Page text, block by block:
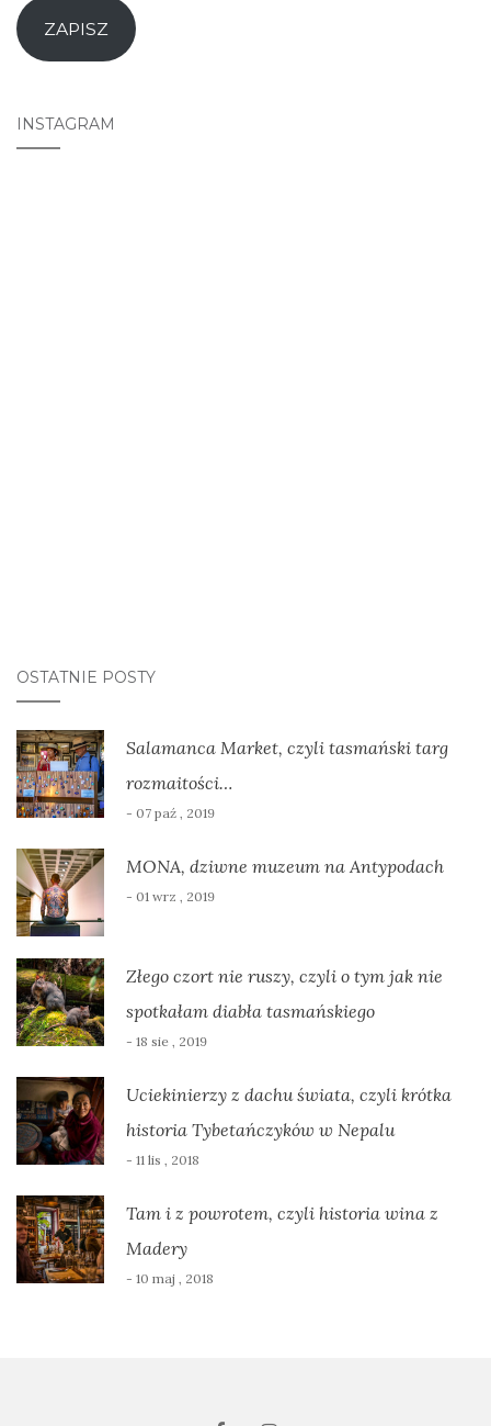
ZAPISZ
INSTAGRAM
OSTATNIE POSTY
Salamanca Market, czyli tasmański targ
rozmaitości…
- 07 paź , 2019
MONA, dziwne muzeum na Antypodach
- 01 wrz , 2019
Złego czort nie ruszy, czyli o tym jak nie
spotkałam diabła tasmańskiego
- 18 sie , 2019
Uciekinierzy z dachu świata, czyli krótka
historia Tybetańczyków w Nepalu
- 11 lis , 2018
Tam i z powrotem, czyli historia wina z
Madery
- 10 maj , 2018